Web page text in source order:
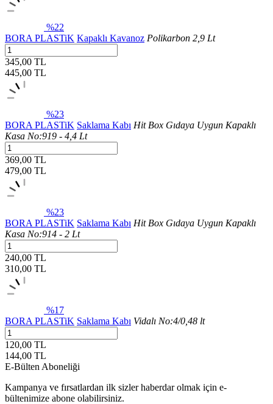
%22
BORA PLASTiK Kapaklı Kavanoz Polikarbon 2,9 Lt
345,00 TL
445,00 TL
%23
BORA PLASTiK Saklama Kabı Hit Box Gıdaya Uygun Kapaklı
Kasa No:919 - 4,4 Lt
369,00 TL
479,00 TL
%23
BORA PLASTiK Saklama Kabı Hit Box Gıdaya Uygun Kapaklı
Kasa No:914 - 2 Lt
240,00 TL
310,00 TL
%17
BORA PLASTiK Saklama Kabı Vidalı No:4/0,48 lt
120,00 TL
144,00 TL
E-Bülten Aboneliği
Kampanya ve fırsatlardan ilk sizler haberdar olmak için e-
bültenimize abone olabilirsiniz.